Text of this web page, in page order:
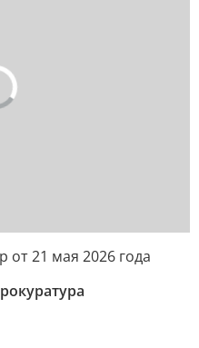
от 21 мая 2026 года